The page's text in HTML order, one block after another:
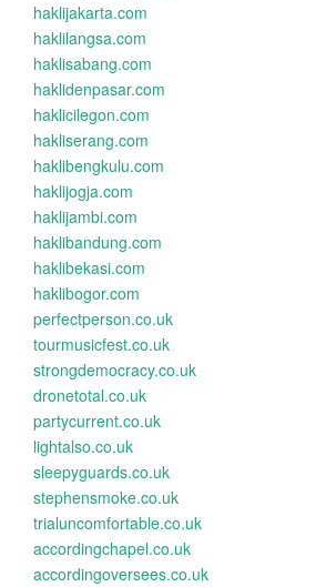
haklijakarta.com
haklilangsa.com
haklisabang.com
haklidenpasar.com
haklicilegon.com
hakliserang.com
haklibengkulu.com
haklijogja.com
haklijambi.com
haklibandung.com
haklibekasi.com
haklibogor.com
perfectperson.co.uk
tourmusicfest.co.uk
strongdemocracy.co.uk
dronetotal.co.uk
partycurrent.co.uk
lightalso.co.uk
sleepyguards.co.uk
stephensmoke.co.uk
trialuncomfortable.co.uk
accordingchapel.co.uk
accordingoversees.co.uk